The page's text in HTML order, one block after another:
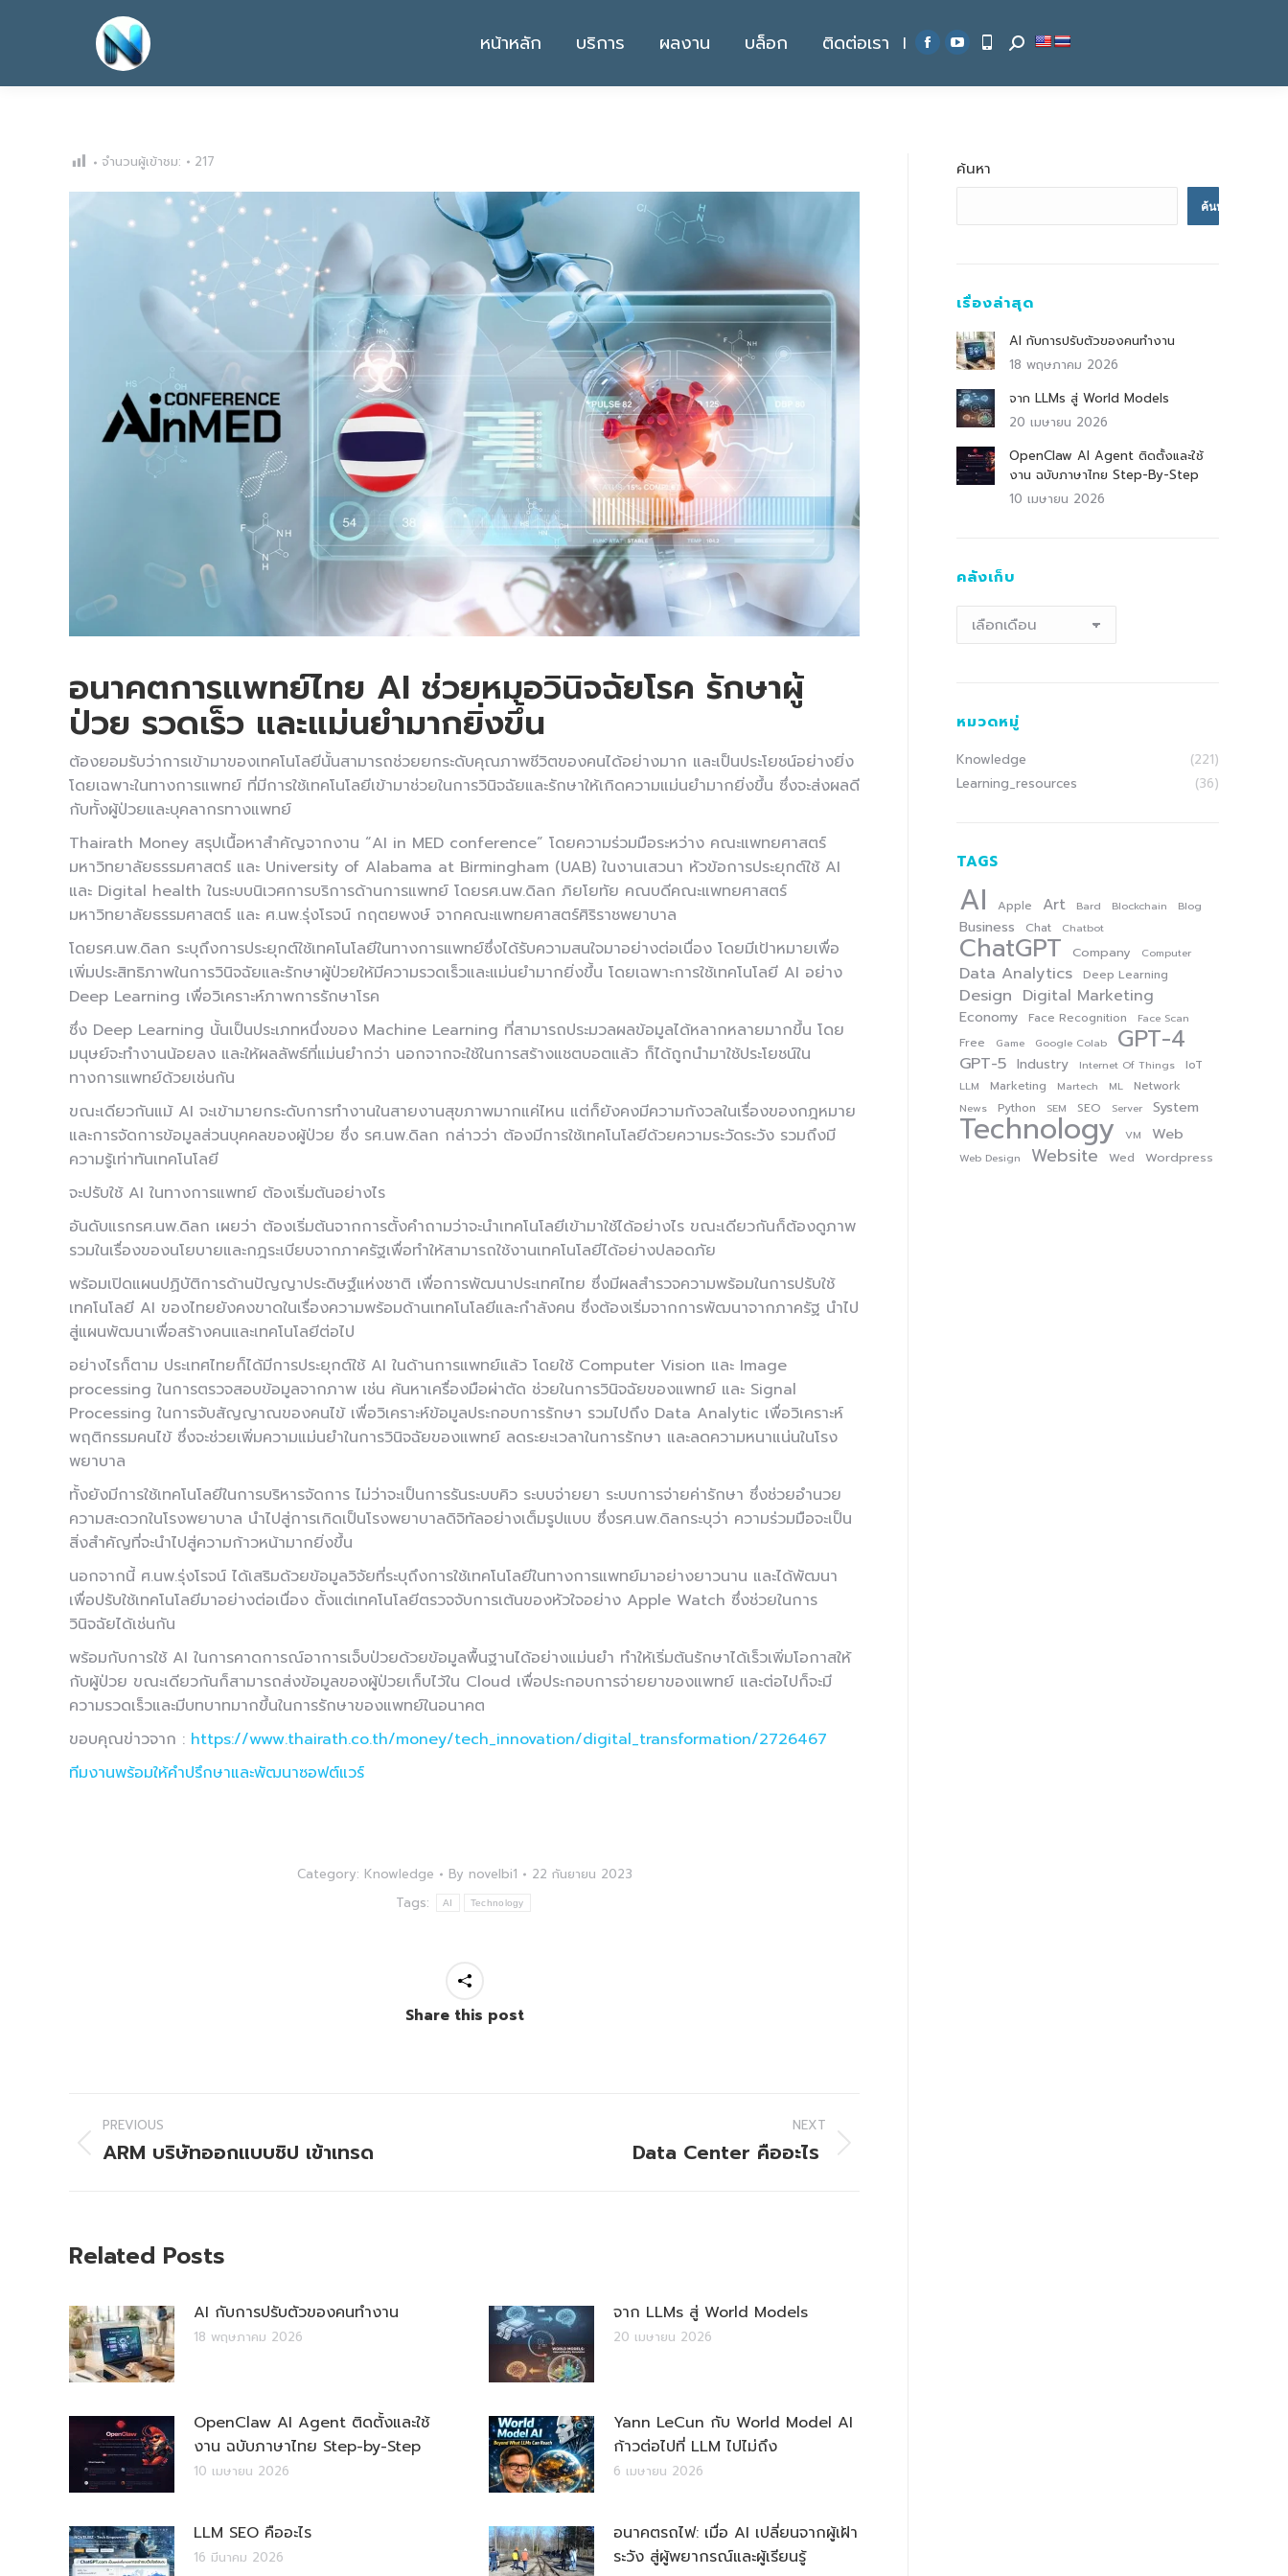
หน้าหลัก บริการ ผลงาน บล็อก ติดต่อเรา |
Facebook
window
YouTube
window
Search:
จำนวนผู้เข้าชม: 217
อนาคตการแพทย์ไทย AI ช่วยหมอวินิจฉัยโรค รักษาผู้
ป่วย รวดเร็ว และแม่นยำมากยิ่งขึ้น
ต้องยอมรับว่าการเข้ามาของเทคโนโลยีนั้นสามารถช่วยยกระดับคุณภาพชีวิตของคนได้อย่างมาก และเป็นประโยชน์อย่างยิ่ง
โดยเฉพาะในทางการแพทย์ ที่มีการใช้เทคโนโลยีเข้ามาช่วยในการวินิจฉัยและรักษาให้เกิดความแม่นยำมากยิ่งขึ้น ซึ่งจะส่งผลดี
กับทั้งผู้ป่วยและบุคลากรทางแพทย์
Thairath Money สรุปเนื้อหาสำคัญจากงาน “AI in MED conference” โดยความร่วมมือระหว่าง คณะแพทยศาสตร์
มหาวิทยาลัยธรรมศาสตร์ และ University of Alabama at Birmingham (UAB) ในงานเสวนา หัวข้อการประยุกต์ใช้ AI
และ Digital health ในระบบนิเวศการบริการด้านการแพทย์ โดยรศ.นพ.ดิลก ภิยโยทัย คณบดีคณะแพทยศาสตร์
มหาวิทยาลัยธรรมศาสตร์ และ ศ.นพ.รุ่งโรจน์ กฤตยพงษ์ จากคณะแพทยศาสตร์ศิริราชพยาบาล
โดยรศ.นพ.ดิลก ระบุถึงการประยุกต์ใช้เทคโนโลยีในทางการแพทย์ซึ่งได้รับความสนใจมาอย่างต่อเนื่อง โดยมีเป้าหมายเพื่อ
เพิ่มประสิทธิภาพในการวินิจฉัยและรักษาผู้ป่วยให้มีความรวดเร็วและแม่นยำมากยิ่งขึ้น โดยเฉพาะการใช้เทคโนโลยี AI อย่าง
Deep Learning เพื่อวิเคราะห์ภาพการรักษาโรค
ซึ่ง Deep Learning นั้นเป็นประเภทหนึ่งของ Machine Learning ที่สามารถประมวลผลข้อมูลได้หลากหลายมากขึ้น โดย
มนุษย์จะทำงานน้อยลง และให้ผลลัพธ์ที่แม่นยำกว่า นอกจากจะใช้ในการสร้างแชตบอตแล้ว ก็ได้ถูกนำมาใช้ประโยชน์ใน
ทางการแพทย์ด้วยเช่นกัน
ขณะเดียวกันแม้ AI จะเข้ามายกระดับการทำงานในสายงานสุขภาพมากแค่ไหน แต่ก็ยังคงมีความกังวลในเรื่องของกฎหมาย
และการจัดการข้อมูลส่วนบุคคลของผู้ป่วย ซึ่ง รศ.นพ.ดิลก กล่าวว่า ต้องมีการใช้เทคโนโลยีด้วยความระวัดระวัง รวมถึงมี
ความรู้เท่าทันเทคโนโลยี
จะปรับใช้ AI ในทางการแพทย์ ต้องเริ่มต้นอย่างไร
อันดับแรกรศ.นพ.ดิลก เผยว่า ต้องเริ่มต้นจากการตั้งคำถามว่าจะนำเทคโนโลยีเข้ามาใช้ได้อย่างไร ขณะเดียวกันก็ต้องดูภาพ
รวมในเรื่องของนโยบายและกฎระเบียบจากภาครัฐเพื่อทำให้สามารถใช้งานเทคโนโลยีได้อย่างปลอดภัย
พร้อมเปิดแผนปฏิบัติการด้านปัญญาประดิษฐ์แห่งชาติ เพื่อการพัฒนาประเทศไทย ซึ่งมีผลสำรวจความพร้อมในการปรับใช้
เทคโนโลยี AI ของไทยยังคงขาดในเรื่องความพร้อมด้านเทคโนโลยีและกำลังคน ซึ่งต้องเริ่มจากการพัฒนาจากภาครัฐ นำไป
สู่แผนพัฒนาเพื่อสร้างคนและเทคโนโลยีต่อไป
อย่างไรก็ตาม ประเทศไทยก็ได้มีการประยุกต์ใช้ AI ในด้านการแพทย์แล้ว โดยใช้ Computer Vision และ Image
processing ในการตรวจสอบข้อมูลจากภาพ เช่น ค้นหาเครื่องมือผ่าตัด ช่วยในการวินิจฉัยของแพทย์ และ Signal
Processing ในการจับสัญญาณของคนไข้ เพื่อวิเคราะห์ข้อมูลประกอบการรักษา รวมไปถึง Data Analytic เพื่อวิเคราะห์
พฤติกรรมคนไข้ ซึ่งจะช่วยเพิ่มความแม่นยำในการวินิจฉัยของแพทย์ ลดระยะเวลาในการรักษา และลดความหนาแน่นในโรง
พยาบาล
ทั้งยังมีการใช้เทคโนโลยีในการบริหารจัดการ ไม่ว่าจะเป็นการรันระบบคิว ระบบจ่ายยา ระบบการจ่ายค่ารักษา ซึ่งช่วยอำนวย
ความสะดวกในโรงพยาบาล นำไปสู่การเกิดเป็นโรงพยาบาลดิจิทัลอย่างเต็มรูปแบบ ซึ่งรศ.นพ.ดิลกระบุว่า ความร่วมมือจะเป็น
สิ่งสำคัญที่จะนำไปสู่ความก้าวหน้ามากยิ่งขึ้น
นอกจากนี้ ศ.นพ.รุ่งโรจน์ ได้เสริมด้วยข้อมูลวิจัยที่ระบุถึงการใช้เทคโนโลยีในทางการแพทย์มาอย่างยาวนาน และได้พัฒนา
เพื่อปรับใช้เทคโนโลยีมาอย่างต่อเนื่อง ตั้งแต่เทคโนโลยีตรวจจับการเต้นของหัวใจอย่าง Apple Watch ซึ่งช่วยในการ
วินิจฉัยได้เช่นกัน
พร้อมกับการใช้ AI ในการคาดการณ์อาการเจ็บป่วยด้วยข้อมูลพื้นฐานได้อย่างแม่นยำ ทำให้เริ่มต้นรักษาได้เร็วเพิ่มโอกาสให้
กับผู้ป่วย ขณะเดียวกันก็สามารถส่งข้อมูลของผู้ป่วยเก็บไว้ใน Cloud เพื่อประกอบการจ่ายยาของแพทย์ และต่อไปก็จะมี
ความรวดเร็วและมีบทบาทมากขึ้นในการรักษาของแพทย์ในอนาคต
ขอบคุณข่าวจาก : https://www.thairath.co.th/money/tech_innovation/digital_transformation/2726467
ทีมงานพร้อมให้คำปรึกษาและพัฒนาซอฟต์แวร์
Category: Knowledge By novelbi1
22 กันยายน 2023
Tags:
AI Technology
Share this post
Post
navigation
PREVIOUS
Previous
ARM บริษัทออกแบบชิป เข้าเทรด
NEXT
Data Center คืออะไร
Related Posts
AI กับการปรับตัวของคนทำงาน
18 พฤษภาคม 2026
จาก LLMs สู่ World Models
20 เมษายน 2026
OpenClaw AI Agent ติดตั้งและใช้
งาน ฉบับภาษาไทย Step-by-Step
10 เมษายน 2026
Yann LeCun กับ World Model AI
ก้าวต่อไปที่ LLM ไปไม่ถึง
6 เมษายน 2026
LLM SEO คืออะไร
16 มีนาคม 2026
อนาคตรถไฟ: เมื่อ AI เปลี่ยนจากผู้เฝ้า
ระวัง สู่ผู้พยากรณ์และผู้เรียนรู้
ค้นหา
ค้นหา
เรื่องล่าสุด
AI กับการปรับตัวของคนทำงาน
18 พฤษภาคม 2026
จาก LLMs สู่ World Models
20 เมษายน 2026
OpenClaw AI Agent ติดตั้งและใช้
งาน ฉบับภาษาไทย Step-By-Step
10 เมษายน 2026
คลังเก็บ
เก็บ
หมวดหมู่
Knowledge
(221)
Learning_resources
(36)
TAGS
AI Apple Art Bard Blockchain Blog
Business Chat Chatbot
ChatGPT Company Computer
Data Analytics Deep Learning
Design Digital Marketing
Economy Face Recognition Face Scan
Free Game Google Colab GPT-4
GPT-5 Industry Internet Of Things IoT
LLM Marketing Martech ML Network
News Python SEM SEO Server System
Technology VM Web
Web Design Website Wed Wordpress